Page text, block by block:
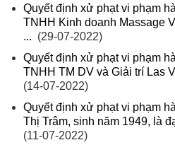
Quyết định xử phạt vi phạm
TNHH Kinh doanh Massage
... (29-07-2022)
Quyết định xử phạt vi phạm
TNHH TM DV và Giải trí Las
(14-07-2022)
Quyết định xử phạt vi phạm
Thị Trâm, sinh năm 1949, là
(11-07-2022)